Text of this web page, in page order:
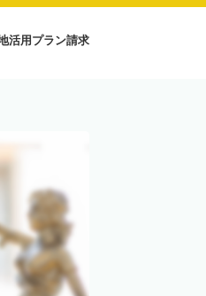
活用プラン請求